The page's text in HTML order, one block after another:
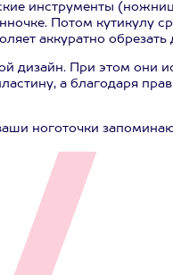
инструменты
Потом кутикулу
аккуратно
дизайн. При этом они
а благодаря
ноготочки